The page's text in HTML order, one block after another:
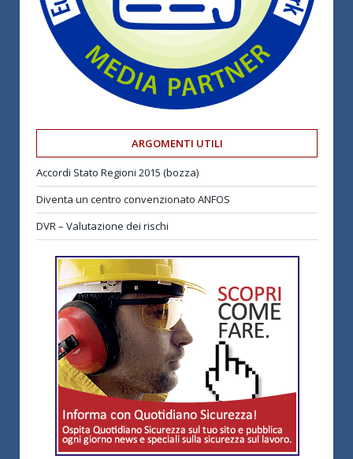
ARGOMENTI UTILI
Accordi Stato Regioni 2015 (bozza)
Diventa un centro convenzionato ANFOS
DVR – Valutazione dei rischi